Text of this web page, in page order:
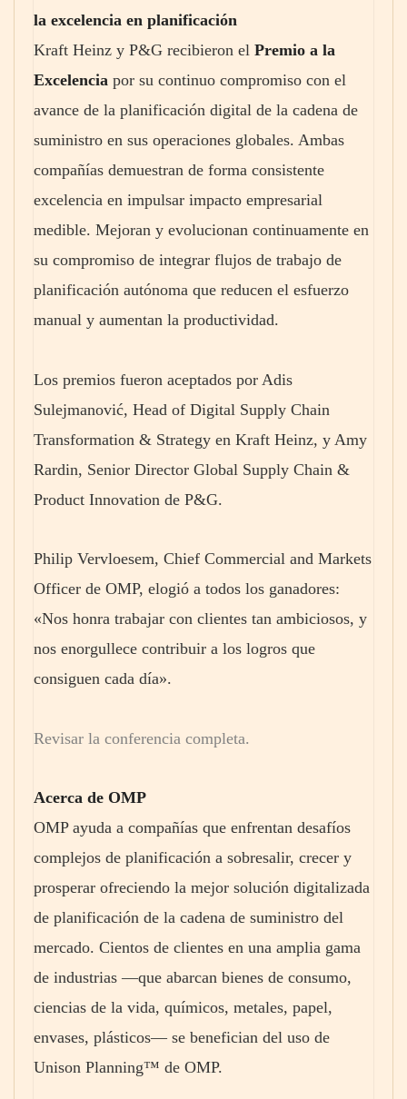
la excelencia en planificación
Kraft Heinz y P&G recibieron el Premio a la
Excelencia por su continuo compromiso con el
avance de la planificación digital de la cadena de
suministro en sus operaciones globales. Ambas
compañías demuestran de forma consistente
excelencia en impulsar impacto empresarial
medible. Mejoran y evolucionan continuamente en
su compromiso de integrar flujos de trabajo de
planificación autónoma que reducen el esfuerzo
manual y aumentan la productividad.
Los premios fueron aceptados por Adis
Sulejmanović, Head of Digital Supply Chain
Transformation & Strategy en Kraft Heinz, y Amy
Rardin, Senior Director Global Supply Chain &
Product Innovation de P&G.
Philip Vervloesem, Chief Commercial and Markets
Officer de OMP, elogió a todos los ganadores:
«Nos honra trabajar con clientes tan ambiciosos, y
nos enorgullece contribuir a los logros que
consiguen cada día».
Revisar la conferencia completa.
Acerca de OMP
OMP ayuda a compañías que enfrentan desafíos
complejos de planificación a sobresalir, crecer y
prosperar ofreciendo la mejor solución digitalizada
de planificación de la cadena de suministro del
mercado. Cientos de clientes en una amplia gama
de industrias —que abarcan bienes de consumo,
ciencias de la vida, químicos, metales, papel,
envases, plásticos— se benefician del uso de
Unison Planning™ de OMP.